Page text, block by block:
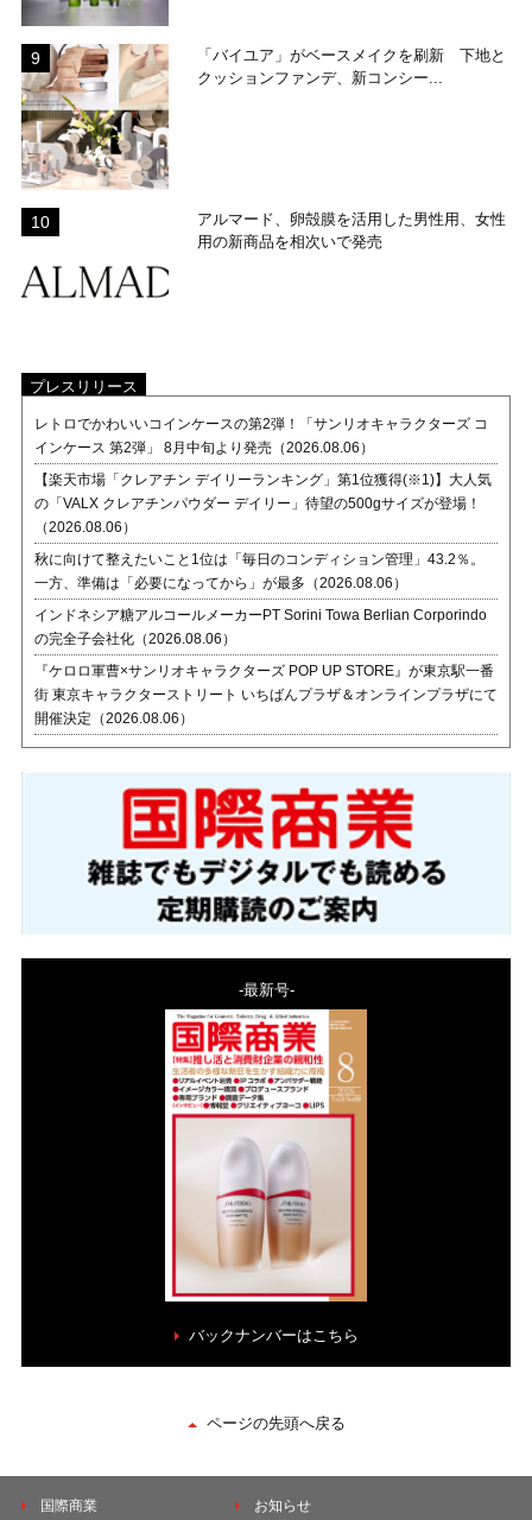
「バイユア」がベースメイクを刷新 下地と
クッションファンデ、新コンシー...
アルマード、卵殻膜を活用した男性用、女性
用の新商品を相次いで発売
プレスリリース
レトロでかわいいコインケースの第2弾！「サンリオキャラクターズ コ
インケース 第2弾」 8月中旬より発売（2026.08.06）
【楽天市場「クレアチン デイリーランキング」第1位獲得(※1)】大人気
の「VALX クレアチンパウダー デイリー」待望の500gサイズが登場！
（2026.08.06）
秋に向けて整えたいこと1位は「毎日のコンディション管理」43.2％。
一方、準備は「必要になってから」が最多（2026.08.06）
インドネシア糖アルコールメーカーPT Sorini Towa Berlian Corporindo
の完全子会社化（2026.08.06）
『ケロロ軍曹×サンリオキャラクターズ POP UP STORE』が東京駅一番
街 東京キャラクターストリート いちばんプラザ＆オンラインプラザにて
開催決定（2026.08.06）
-最新号-
バックナンバーはこちら
ページの先頭へ戻る
国際商業 お知らせ